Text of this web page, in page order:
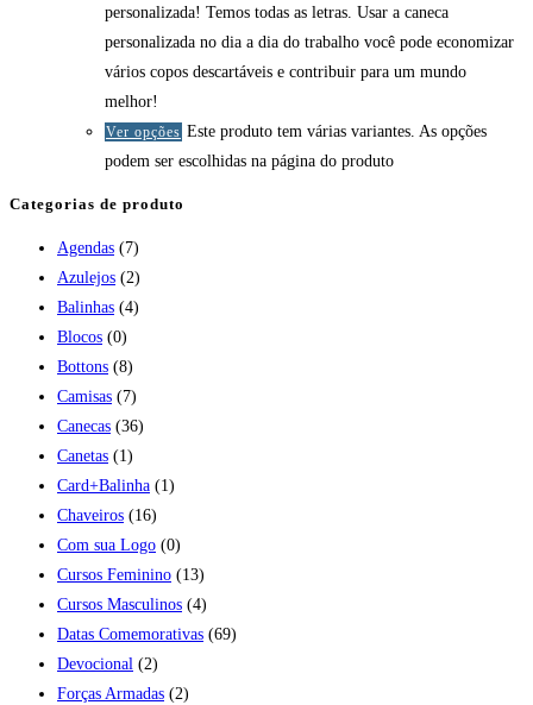
personalizada! Temos todas as letras. Usar a caneca
personalizada no dia a dia do trabalho você pode economizar
vários copos descartáveis e contribuir para um mundo
melhor!
Ver opções Este produto tem várias variantes. As opções
podem ser escolhidas na página do produto
Categorias de produto
Agendas (7)
Azulejos (2)
Balinhas (4)
Blocos (0)
Bottons (8)
Camisas (7)
Canecas (36)
Canetas (1)
Card+Balinha (1)
Chaveiros (16)
Com sua Logo (0)
Cursos Feminino (13)
Cursos Masculinos (4)
Datas Comemorativas (69)
Devocional (2)
Forças Armadas (2)